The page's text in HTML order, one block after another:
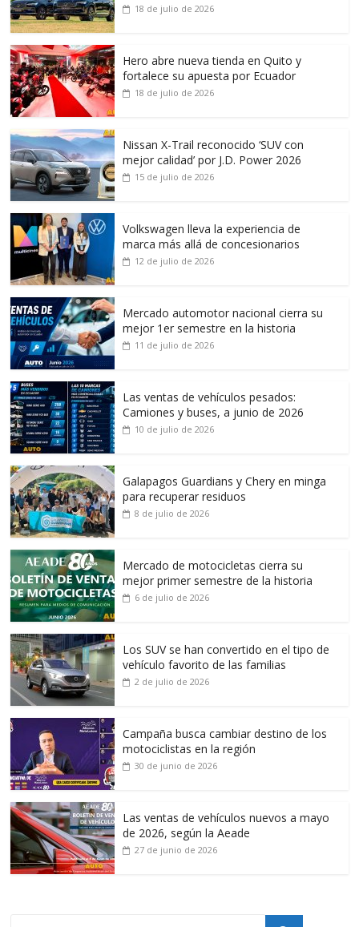
18 de julio de 2026
Hero abre nueva tienda en Quito y
fortalece su apuesta por Ecuador
18 de julio de 2026
Nissan X-Trail reconocido ‘SUV con
mejor calidad’ por J.D. Power 2026
15 de julio de 2026
Volkswagen lleva la experiencia de
marca más allá de concesionarios
12 de julio de 2026
Mercado automotor nacional cierra su
mejor 1er semestre en la historia
11 de julio de 2026
Las ventas de vehículos pesados:
Camiones y buses, a junio de 2026
10 de julio de 2026
Galapagos Guardians y Chery en minga
para recuperar residuos
8 de julio de 2026
Mercado de motocicletas cierra su
mejor primer semestre de la historia
6 de julio de 2026
Los SUV se han convertido en el tipo de
vehículo favorito de las familias
2 de julio de 2026
Campaña busca cambiar destino de los
motociclistas en la región
30 de junio de 2026
Las ventas de vehículos nuevos a mayo
de 2026, según la Aeade
27 de junio de 2026